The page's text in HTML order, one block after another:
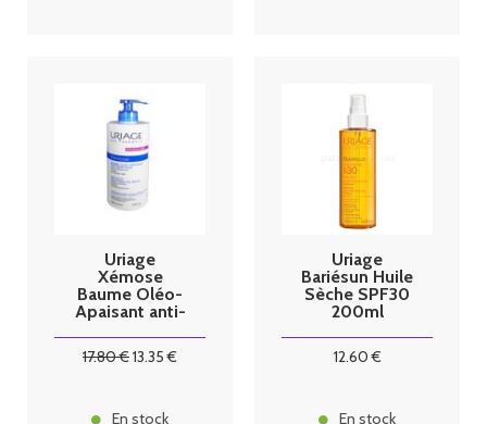
Uriage
Xémose
Baume Oléo-
Apaisant anti-
17.80€13.35 €
En stock
Uriage
Bariésun Huile
Sèche SPF30
200ml
12.60€
En stock